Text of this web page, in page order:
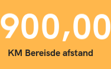
900,00
KM Bereisde afstand